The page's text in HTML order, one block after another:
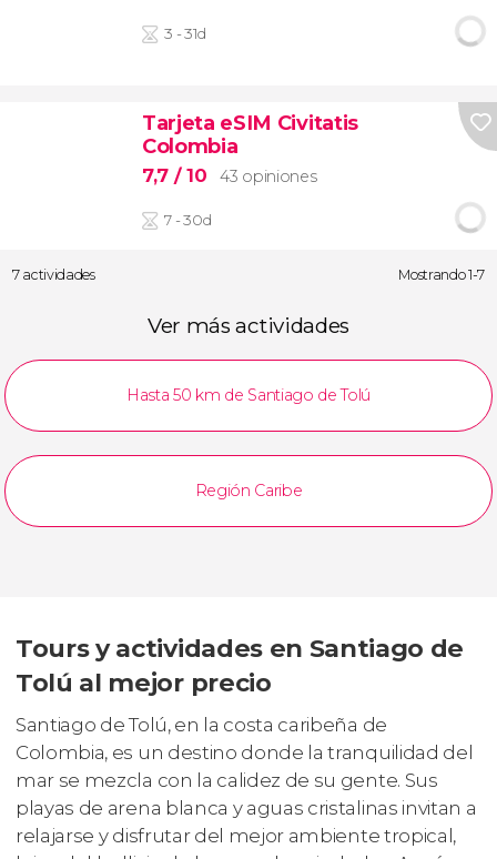
3 - 31d
Tarjeta eSIM Civitatis
Colombia
7,7 / 10 43 opiniones
7 - 30d
7 actividades Mostrando 1-7
Ver más actividades
Hasta 50 km de Santiago de Tolú
Región Caribe
Tours y actividades en Santiago de
Tolú al mejor precio
Santiago de Tolú, en la costa caribeña de
Colombia, es un destino donde la tranquilidad del
mar se mezcla con la calidez de su gente. Sus
playas de arena blanca y aguas cristalinas invitan a
relajarse y disfrutar del mejor ambiente tropical,